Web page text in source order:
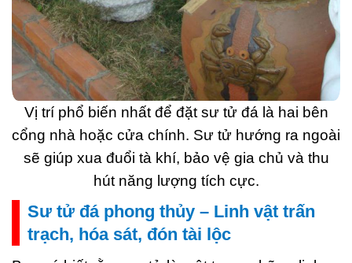
Vị trí phổ biến nhất để đặt sư tử đá là hai bên
cổng nhà hoặc cửa chính. Sư tử hướng ra ngoài
sẽ giúp xua đuổi tà khí, bảo vệ gia chủ và thu
hút năng lượng tích cực.
Sư tử đá phong thủy – Linh vật trấn
trạch, hóa sát, đón tài lộc